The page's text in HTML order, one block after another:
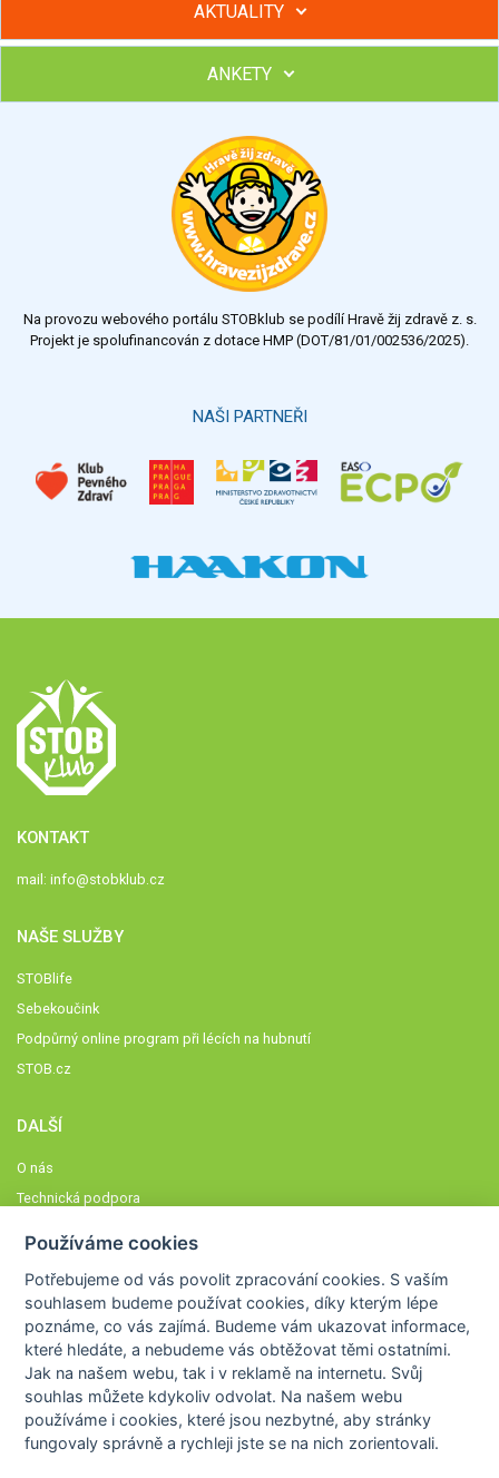
AKTUALITY
Hubněte s podporou lektorky a skupiny v kurzech STOBu
Chcete poradit s hubnutím? Najděte si odborníka STOBu ve
ANKETY
Výsledky Všechny ankety
Na provozu webového portálu STOBklub se podílí Hravě žij zdravě z. s.
Projekt je spolufinancován z dotace HMP (DOT/81/01/002536/2025).
NAŠI PARTNEŘI
KONTAKT
mail: info@stobklub.cz
NAŠE SLUŽBY
STOBlife
Sebekoučink
Podpůrný online program při lécích na hubnutí
STOB.cz
DALŠÍ
O nás
Technická podpora
Členové STOBklubu
Zásady nakládání s osobními údaji
Otestujte se
Spočítejte si
Výzva 52
Používáme cookies
Potřebujeme od vás povolit zpracování cookies. S vaším
souhlasem budeme používat cookies, díky kterým lépe
poznáme,co vás zajímá. Budeme vám ukazovat informace,
které hledáte, a nebudeme vás obtěžovat těmi ostatními.
Jak na našem webu, tak i v reklamě na internetu. Svůj
souhlas můžete kdykoliv odvolat. Na našem webu
používáme i cookies, které jsou nezbytné, aby stránky
fungovaly správně a rychleji jste se na nich zorientovali.